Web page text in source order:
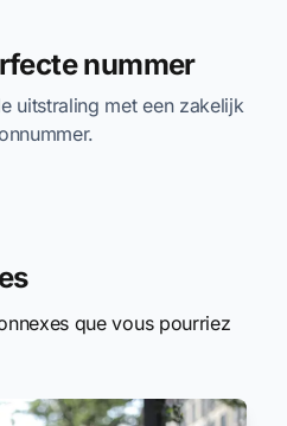
nummer
uitstraling met een zakelijk
que vous pourriez